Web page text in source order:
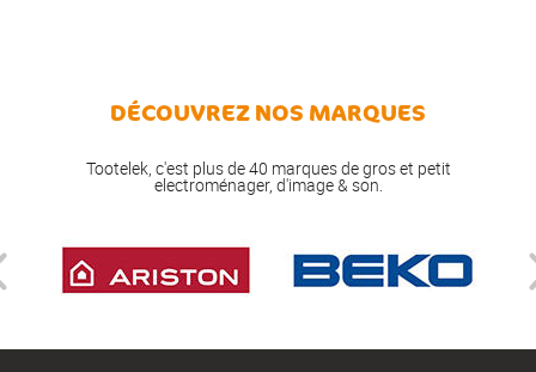
DÉCOUVREZ NOS MARQUES
Tootelek, c'est plus de 40 marques de gros et petit
electroménager, d'image & son.